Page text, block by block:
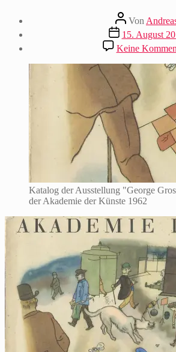
Beitragsautor
Von
Beitragsdatum
15. August
Keine
Katalog der Ausstellung "George
der Akademie der Künste 1962